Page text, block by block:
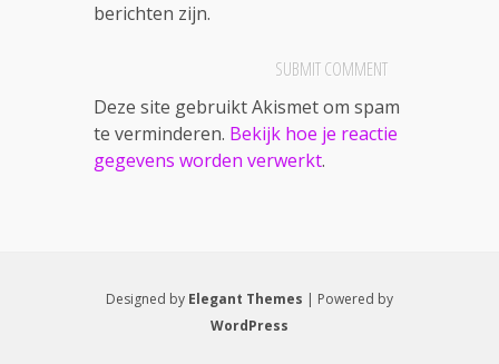
berichten zijn.
Deze site gebruikt Akismet om spam
te verminderen. Bekijk hoe je reactie
gegevens worden verwerkt.
Designed by Elegant Themes | Powered by
WordPress